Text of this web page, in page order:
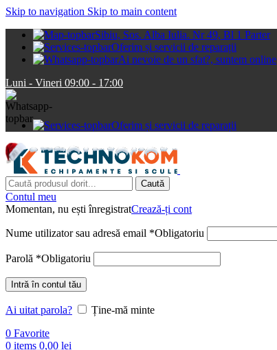
Skip to navigation Skip to main content
Sibiu, Sos. Alba Iulia. Nr 49, Bl 1 Parter
Oferim și servicii de reparații
Ai nevoie de un sfat?, suntem online
Luni - Vineri 09:00 - 17:00
Oferim și servicii de reparații
Caută
Contul meu
Momentan, nu ești înregistratCrează-ți cont
Nume utilizator sau adresă email *Obligatoriu
Parolă *Obligatoriu
Intră în contul tău
Ai uitat parola?
Ține-mă minte
0 Favorite
0 items 0,00 lei